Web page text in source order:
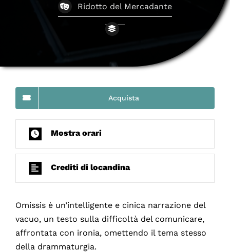
Ridotto del Mercadante
Acquista
Mostra orari
Crediti di locandina
Omissis è un’intelligente e cinica narrazione del
vacuo, un testo sulla difficoltà del comunicare,
affrontata con ironia, omettendo il tema stesso
della drammaturgia.